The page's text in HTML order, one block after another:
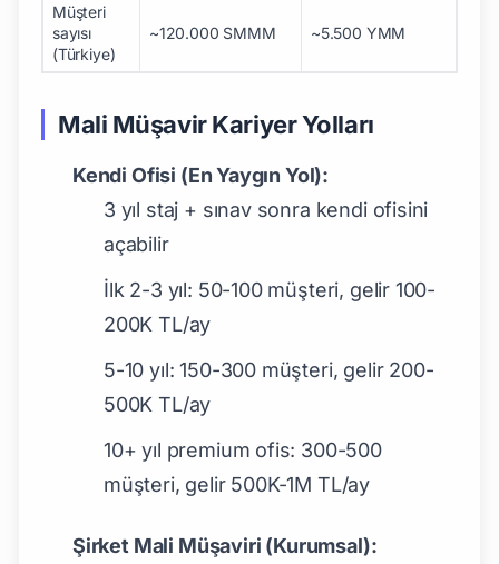
Müşteri
sayısı
(Türkiye)
~120.000 SMMM ~5.500 YMM
Mali Müşavir Kariyer Yolları
Kendi Ofisi (En Yaygın Yol):
3 yıl staj + sınav sonra kendi ofisini
açabilir
İlk 2-3 yıl: 50-100 müşteri, gelir 100-
200K TL/ay
5-10 yıl: 150-300 müşteri, gelir 200-
500K TL/ay
10+ yıl premium ofis: 300-500
müşteri, gelir 500K-1M TL/ay
Şirket Mali Müşaviri (Kurumsal):